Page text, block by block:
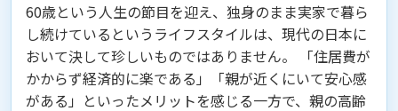
60歳という人生の節目を迎え、独身のまま実家で暮ら
し続けているというライフスタイルは、現代の日本に
おいて決して珍しいものではありません。 「住居費が
かからず経済的に楽である」「親が近くにいて安心感
がある」といったメリットを感じる一方で、親の高齢